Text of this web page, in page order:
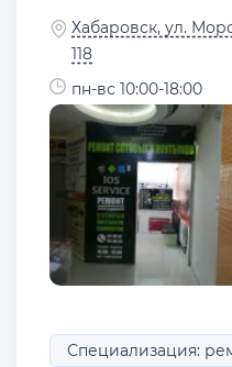
Хабаровск, ул.
118
пн-вс 10:00-18:00
Специализация: